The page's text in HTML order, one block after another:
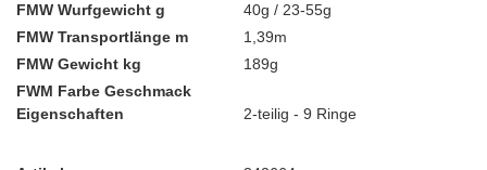
FMW Wurfgewicht g
40g / 23-55g
FMW Transportlänge m
1,39m
FMW Gewicht kg
189g
FWM Farbe Geschmack
Eigenschaften
2-teilig - 9 Ringe